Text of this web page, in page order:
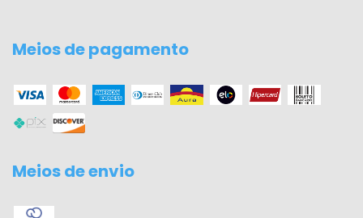
Meios de pagamento
Meios de envio